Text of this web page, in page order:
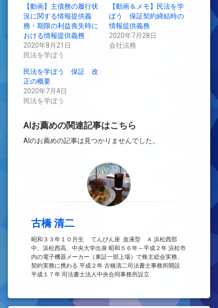
有
(新
し
い
ウ
ィ
ン
ド
ウ
で
き
ま
す)
リ
ッ
ク
し
て
く
だ
さ
い
ン
ド
ま
す)
【動画】主債務の履行状
況に関する情報提供義
務・期限の利益喪失時に
おける情報提供義務
2020年8月21日
民法を学ぼう
【動画＆メモ】民法を学
ぼう 保証契約締結時の
情報提供義務
2020年7月28日
会社法務
民法を学ぼう 保証 改
正の概要
2020年7月4日
民法を学ぼう
AIお薦めの関連記事はこちら
AIのお薦めの記事は見つかりませんでした。
古橋 清二
昭和３３年１０月生 てんびん座 血液型 Ａ 浜松西部
中、浜松西高、中央大学出身 昭和５６年～平成２年 浜松市
内の電子機器メーカー（東証一部上場）で株主総会実務、
契約実務に携わる 平成２年 古橋清二司法書士事務所開設
平成１７年 司法書士法人中央合同事務所設立